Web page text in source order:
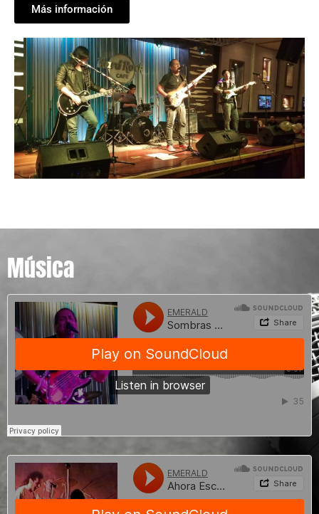
Más información
Música